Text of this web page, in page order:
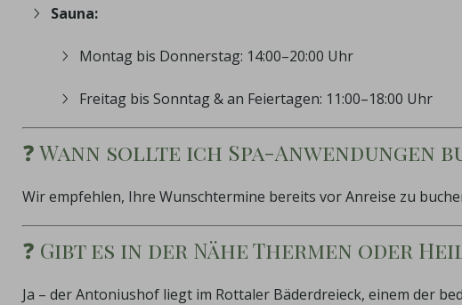
Sauna:
Montag bis Donnerstag: 14:00–20:00 Uhr
Freitag bis Sonntag & an Feiertagen: 11:00–18:00 Uhr
❓ Wann sollte ich Spa-Anwendungen
Wir empfehlen, Ihre Wunschtermine bereits vor Anreise zu
❓ Gibt es in der Nähe Thermen oder
Ja – der Antoniushof liegt im Rottaler Bäderdreieck, einem der